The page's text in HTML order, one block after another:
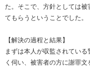
た。そこで、方針としては
てもらうということでした。
【解決の過程と結果】
まずは本人が収監されてい
く伺い、被害者の方に謝罪